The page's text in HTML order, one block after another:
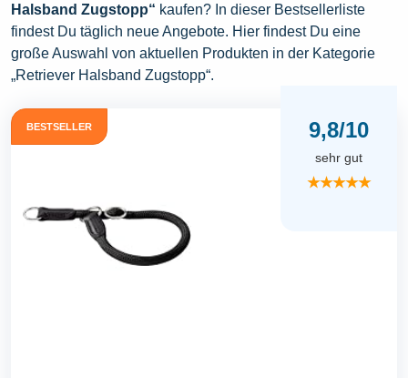
Halsband Zugstopp“ kaufen? In dieser Bestsellerliste
findest Du täglich neue Angebote. Hier findest Du eine
große Auswahl von aktuellen Produkten in der Kategorie
„Retriever Halsband Zugstopp“.
BESTSELLER 9,8/10
sehr gut
★★★★★